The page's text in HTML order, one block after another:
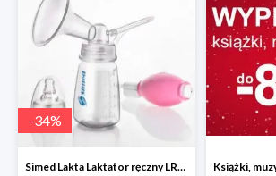
-34%
Simed Lakta Laktator ręczny LR-8 -34%